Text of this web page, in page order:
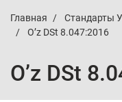
Главная Стандарты
O’z DSt 8.047:2016
O’z DSt